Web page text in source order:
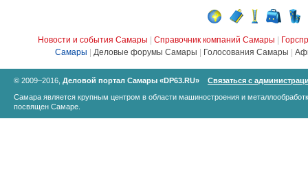
Новости и события Самары Справочник компаний Самары
Самары
Деловые форумы Самары Голосования Самары
© 2009–2016, Деловой портал Самары «DP63.RU»
Связаться с
Самара является крупным центром в области машиностроения и
посвящен Самаре.